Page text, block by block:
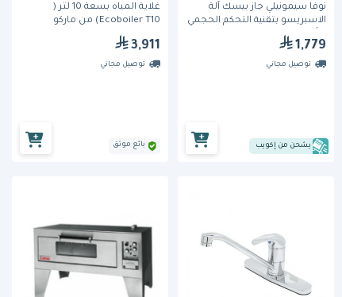
نوفا سيمونيلي جاز بيسك آلة
الاسبريسو بتقنية التحكم الحجمي
برأس مجموعة واحد
1,779
توصيل مجاني
يشحن من إكويب
غلاية المياه بسعة 10 لتر (
Ecoboiler T10) من ماركو
3,911
توصيل مجاني
بائع موثق